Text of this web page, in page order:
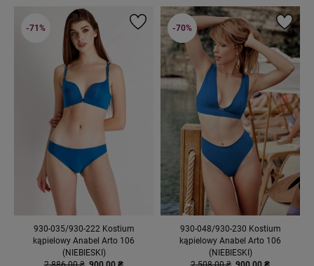
930-035/930-222 Kostium
kąpielowy Anabel Arto 106
(NIEBIESKI)
-71%
930-048/930-230 Kostium
kąpielowy Anabel Arto 106
(NIEBIESKI)
-70%